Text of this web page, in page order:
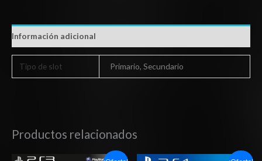
Información adicional
Tipo de slot Primario, Secundario
Productos relacionados
El
El
Rango